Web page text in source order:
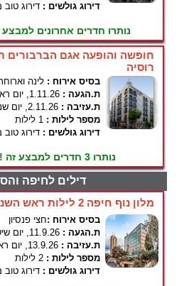
דירוג גולשים : דירוג טוב
נותרו חדרים אחרונים למבצע
חופשה והופעה אגם הברבורים
רוסיה
בסיס אירוח : לינה
ת.הגעה : 1.11.26, יום ראשון
ת.עזיבה : 2.11.26, יום שני
מספר לילות : 1 לילות
דירוג גולשים : דירוג טוב
נותרו 3 חדרים למבצע זה !
דילים לחיפה
מלון נוף חיפה 2 לילות ראש השנה
בסיס אירוח :חצי פנסיון
ת.הגעה : 11.9.26, יום שישי
ת.עזיבה : 13.9.26, יום ראשון
מספר לילות : 2 לילות
דירוג גולשים : דירוג טוב